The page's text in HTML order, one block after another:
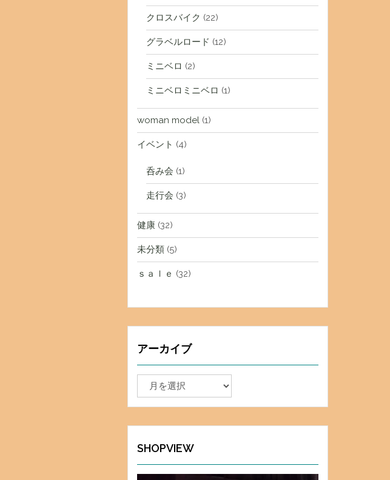
クロスバイク (22)
グラベルロード (12)
ミニベロ (2)
ミニベロミニベロ (1)
woman model (1)
イベント (4)
呑み会 (1)
走行会 (3)
健康 (32)
未分類 (5)
ｓａｌｅ (32)
アーカイブ
カ
SHOPVIEW